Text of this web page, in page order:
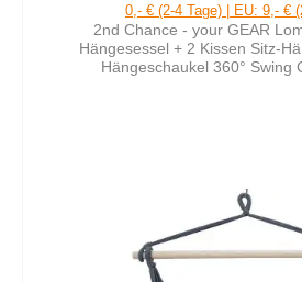
0,- € (2-4 Tage) | EU: 9,- €
2nd Chance - your GEAR
Hängesessel + 2 Kissen Sitz-
Hängeschaukel 360° Swing